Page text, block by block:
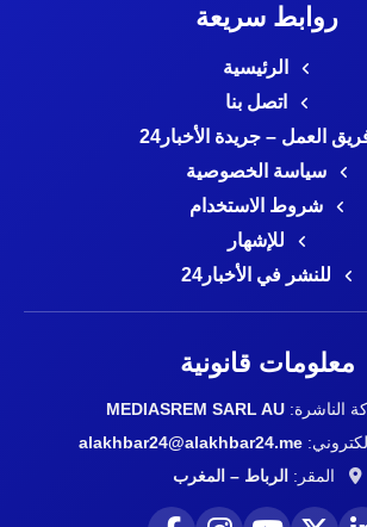
روابط سريعة
الرئيسية
اتصل بنا
العمل – جريدة الأخبار24
سياسة الخصوصية
شروط الاستخدام
للإشهار
للنشر في الأخبار24
معلومات قانونية
الناشرة:MEDIASREM SARL AU
alakhbar24@alakhbar24.me
المقر:الرباط – المغرب